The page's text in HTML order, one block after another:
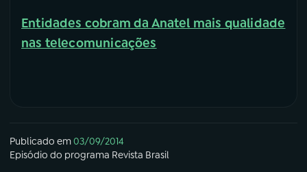
Entidades cobram da Anatel mais qualidade
nas telecomunicações
Publicado em03/09/2014
Episódio do programa Revista Brasil